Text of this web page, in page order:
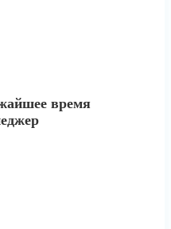
время